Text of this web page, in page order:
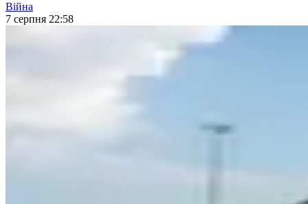
Війна
7 серпня 22:58